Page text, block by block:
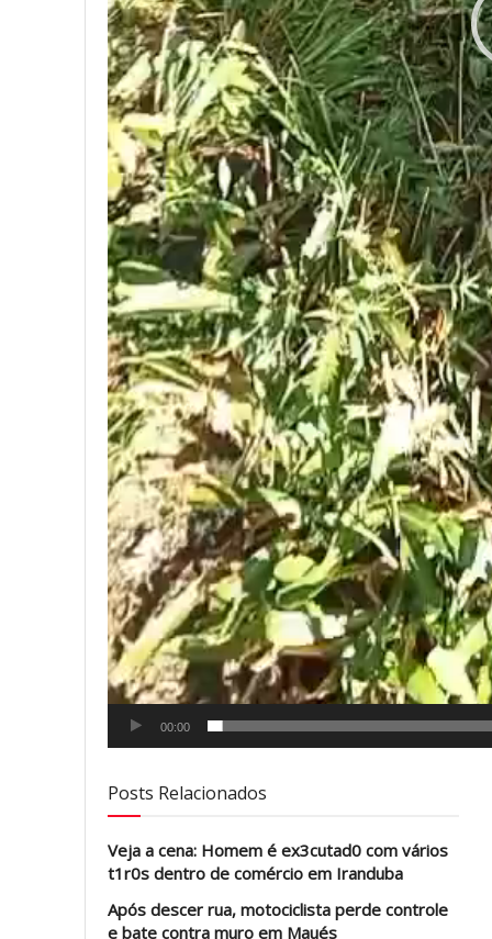
00:00
Posts Relacionados
Veja a cena: Homem é ex3cutad0 com vários
t1r0s dentro de comércio em Iranduba
Após descer rua, motociclista perde controle
e bate contra muro em Maués